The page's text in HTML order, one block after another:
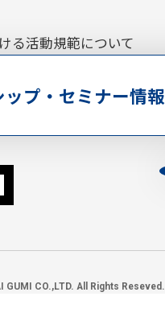
る活動規範について
プ・セミナー情報
GUMI CO.,LTD. All Rights Reseved.